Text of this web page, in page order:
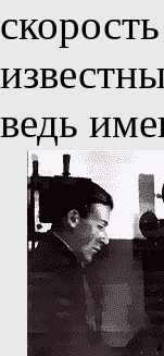
ведь